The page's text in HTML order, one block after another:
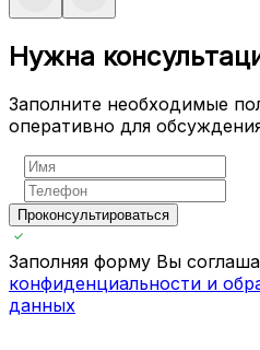
Нужна
Заполните необходимые
оперативно для
Проконсультироваться
Заполняя форму Вы
конфиденциальности и
данных